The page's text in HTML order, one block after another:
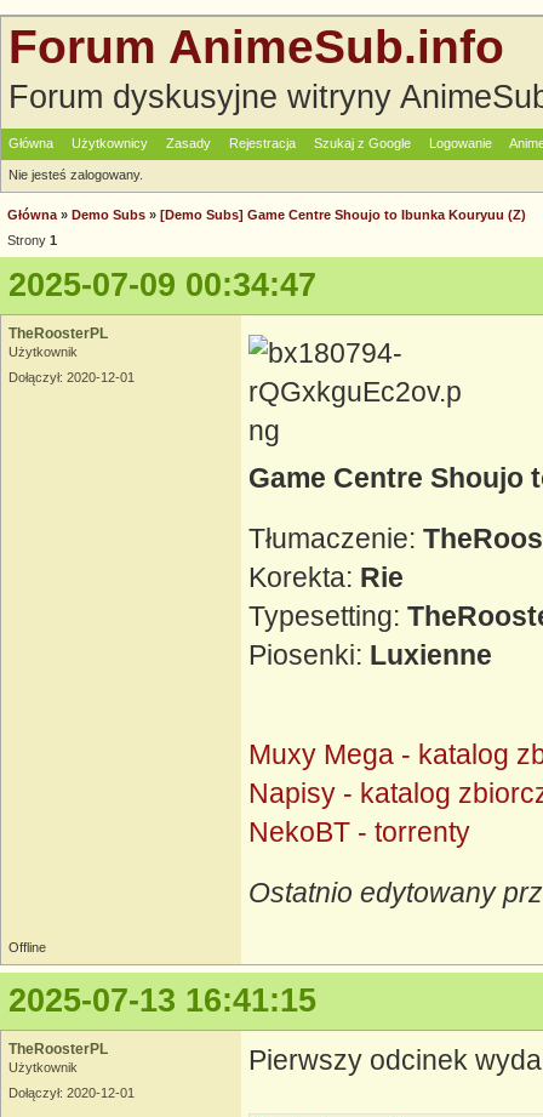
Forum AnimeSub.info
Forum dyskusyjne witryny
Główna Użytkownicy Zasady Rejestracja Szukaj z Google Logowanie
Nie jesteś zalogowany.
Główna » Demo Subs » [Demo Subs] Game Centre Shoujo to Ibunka Kouryuu (Z)
Strony 1
2025-07-09 00:34:47
TheRoosterPL
Użytkownik
Dołączył: 2020-12-01
Game Centre Shoujo
Tłumaczenie:
Korekta: Rie
Typesetting:
Piosenki: Luxienne
Muxy Mega - katalog
Napisy - katalog
NekoBT - torrenty
Ostatnio edytowany
Offline
2025-07-13 16:41:15
TheRoosterPL
Użytkownik
Dołączył: 2020-12-01
Pierwszy odcinek